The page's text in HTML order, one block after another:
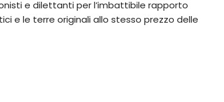
e dilettanti per l’imbattibile rapporto
e le terre originali allo stesso prezzo delle